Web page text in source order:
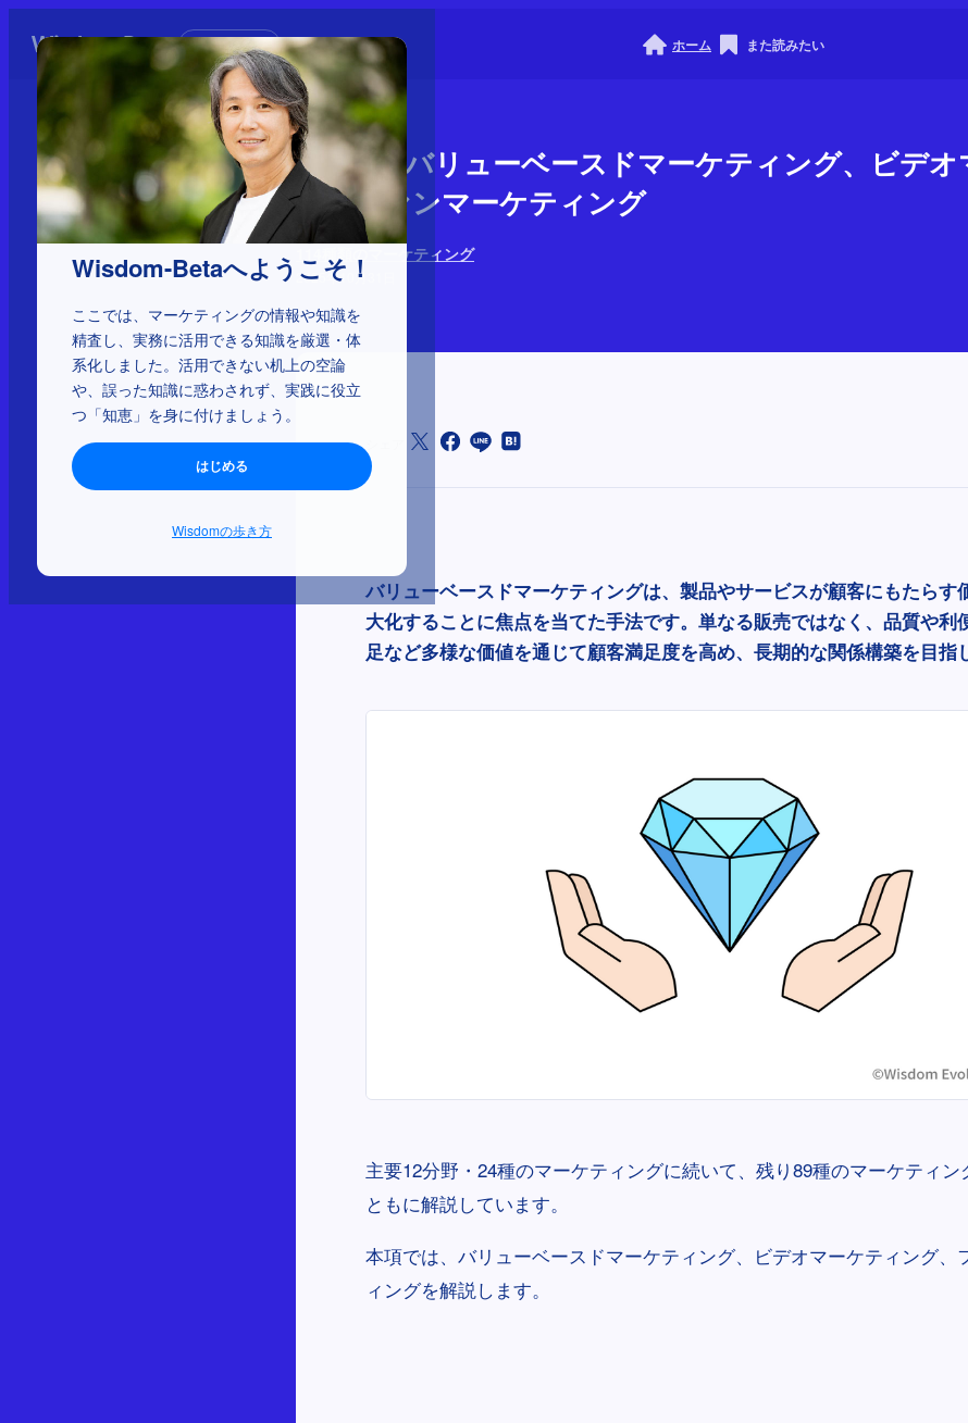
Wisdom-Betaへようこそ！
ここでは、マーケティングの情報や知識を
精査し、実務に活用できる知識を厳選・体
系化しました。活用できない机上の空論
や、誤った知識に惑わされず、実践に役立
つ「知恵」を身に付けましょう。
はじめる
Wisdomの歩き方
初めての方へ ホーム また読みたい
1-1-35：バリューベースドマーケティング、ビデ
グ、ファンマーケティング
114種類のマーケティング
2025年10月31日
バリューベースドマーケティングは、製品やサービスが顧客にもたらす
大化することに焦点を当てた手法です。単なる販売ではなく、品質や利
足など多様な価値を通じて顧客満足度を高め、長期的な関係構築を目指
主要12分野・24種のマーケティングに続いて、残り89種のマーケティン
ともに解説しています。
本項では、バリューベースドマーケティング、ビデオマーケティング、
ィングを解説します。